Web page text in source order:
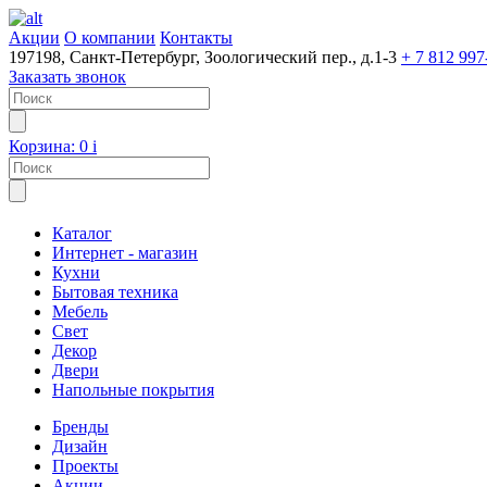
Акции О компании Контакты
197198, Санкт-Петербург, Зоологический пер., д.1-3 + 7 812
Заказать звонок
Корзина: 0 i
Каталог
Интернет - магазин
Кухни
Бытовая техника
Мебель
Свет
Декор
Двери
Напольные покрытия
Бренды
Дизайн
Проекты